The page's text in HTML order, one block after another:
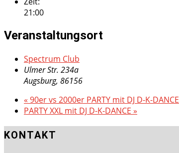
21:00
Veranstaltungsort
Spectrum Club
Ulmer Str. 234a
Augsburg, 86156
« 90er vs 2000er PARTY mit DJ D-K-DANCE
PARTY XXL mit DJ D-K-DANCE »
KONTAKT